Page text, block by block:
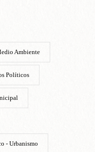
Ambiente
Políticos
- Urbanismo